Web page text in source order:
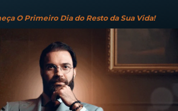
O Primeiro Dia do Resto da Sua Vida!